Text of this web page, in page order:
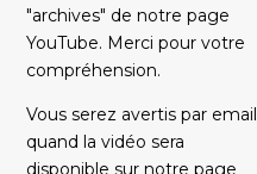
"archives" de notre page
YouTube. Merci pour votre
compréhension.
Vous serez avertis par email
quand la vidéo sera
disponible sur notre page